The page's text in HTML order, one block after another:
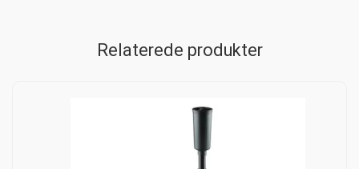
Relaterede produkter